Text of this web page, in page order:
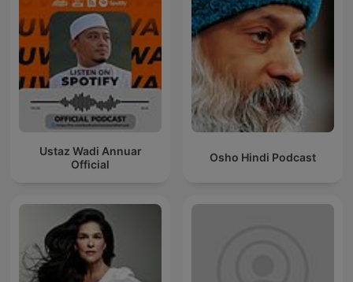
Ustaz Wadi Annuar
Official
Osho Hindi Podcast